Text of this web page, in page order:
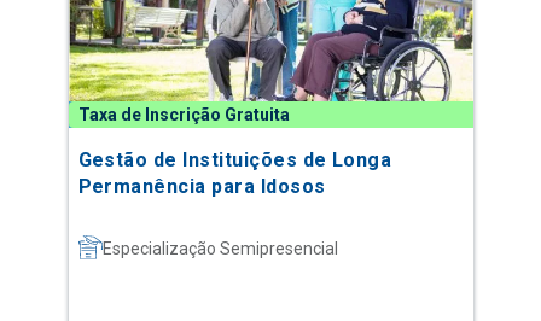
Taxa de Inscrição Gratuita
Gestão de Instituições de Longa
Permanência para Idosos
Especialização Semipresencial